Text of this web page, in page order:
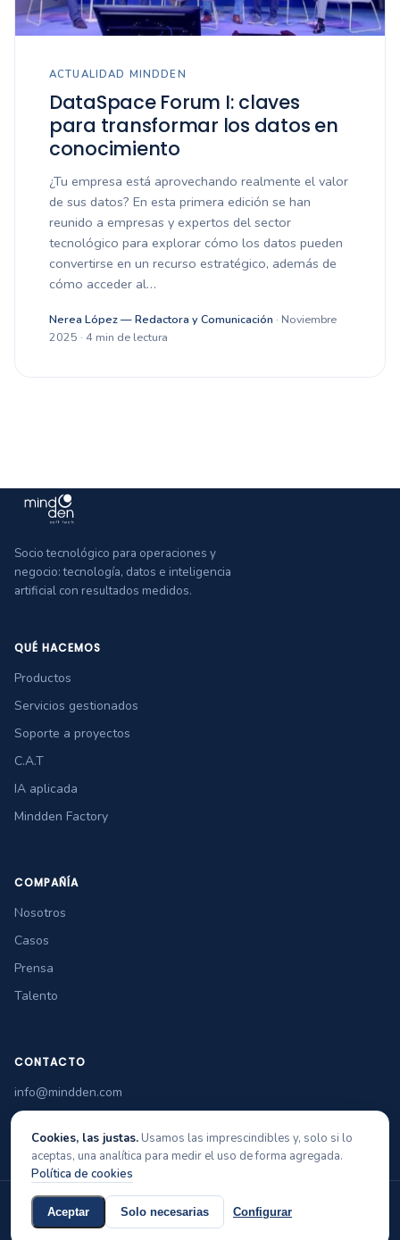
ACTUALIDAD MINDDEN
DataSpace Forum I: claves
para transformar los datos en
conocimiento
¿Tu empresa está aprovechando realmente el valor
de sus datos? En esta primera edición se han
reunido a empresas y expertos del sector
tecnológico para explorar cómo los datos pueden
convertirse en un recurso estratégico, además de
cómo acceder al…
Nerea López — Redactora y Comunicación · Noviembre
2025 · 4 min de lectura
Socio tecnológico para operaciones y
negocio: tecnología, datos e inteligencia
artificial con resultados medidos.
QUÉ HACEMOS
Productos
Servicios gestionados
Soporte a proyectos
C.A.T
IA aplicada
Mindden Factory
COMPAÑÍA
Nosotros
Casos
Prensa
Talento
CONTACTO
info@mindden.com
+34 965 349 770
Política de calidad
GRUPO ALINVENTOR DESARROLLO ESTRATEGICO, S.L. · NIF B54963780 ·
Cookies, las justas. Usamos las imprescindibles y, solo si lo
aceptas, una analítica para medir el uso de forma agregada.
Política de cookies
Aceptar Solo necesarias Configurar